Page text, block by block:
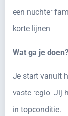
een nuchter
korte lijnen.
Wat ga je doen?
Je start vanuit
vaste regio. Jij
in topconditie.